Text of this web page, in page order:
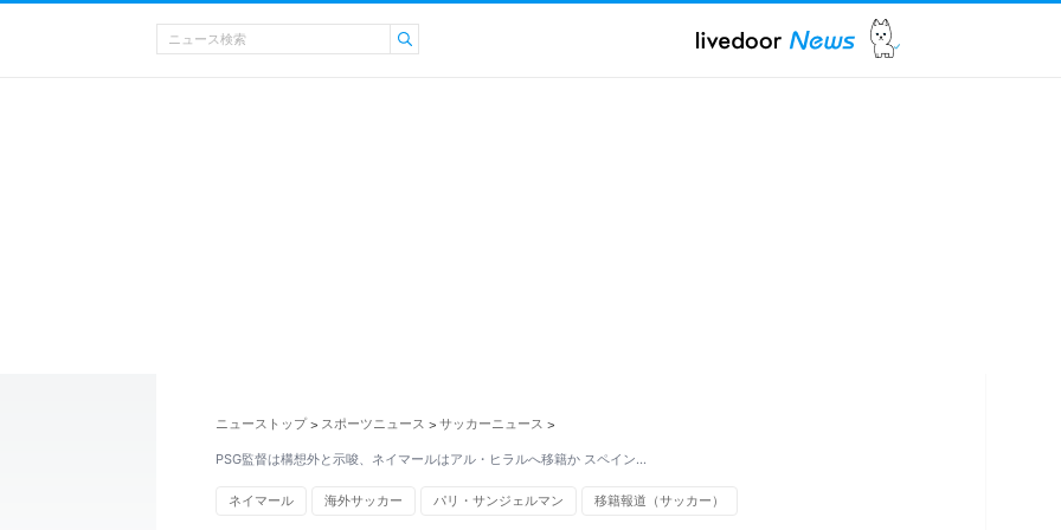
ニューストップ > スポーツニュース > サッカーニュース >
PSG監督は構想外と示唆、ネイマールはアル・ヒラルへ移籍か スペイン…
ネイマール 海外サッカー パリ・サンジェルマン 移籍報道（サッカー）